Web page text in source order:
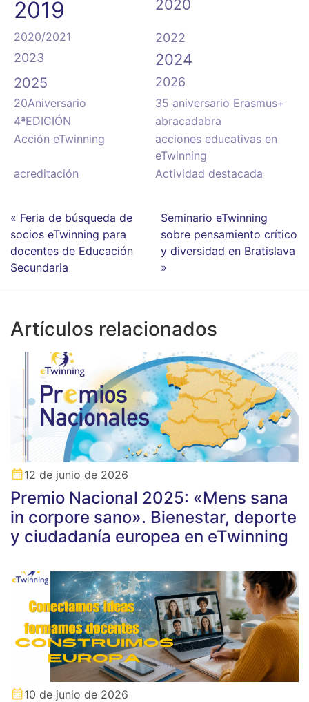
2019 2020
2020/2021
2022
2023
2024
2025 2026
20Aniversario
35 aniversario Erasmus+
4ªEDICIÓN
abracadabra
Acción eTwinning
acciones educativas en
eTwinning
acreditación
Actividad destacada
« Feria de búsqueda de
socios eTwinning para
docentes de Educación
Secundaria
Seminario eTwinning
sobre pensamiento crítico
y diversidad en Bratislava
»
Artículos relacionados
12 de junio de 2026
Premio Nacional 2025: «Mens sana
in corpore sano». Bienestar, deporte
y ciudadanía europea en eTwinning
10 de junio de 2026